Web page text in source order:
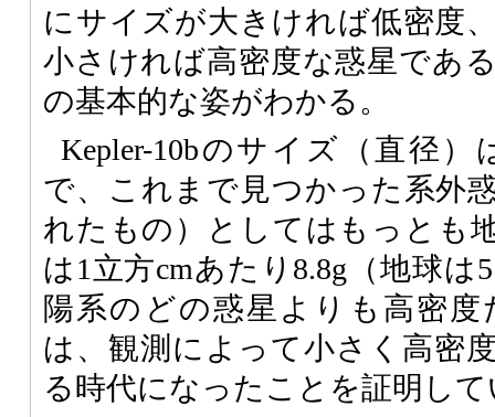
にサイズが大きければ低密度
小さければ高密度な惑星であ
の基本的な姿がわかる。
Kepler-10bのサイズ（直径
で、これまで見つかった系外
れたもの）としてはもっとも
は1立方cmあたり8.8g（地球は
陽系のどの惑星よりも高密度
は、観測によって小さく高密
る時代になったことを証明し